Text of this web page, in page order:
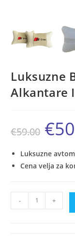
Luksuzne
Alkantare
€59.00
Izvirna
cena
je
€59.00.
€
Luksuzne
Cena velja za
Luksuzne
Bež
- +